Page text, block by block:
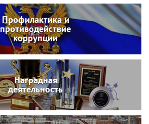
Профилактика и
противодействие
коррупции
Наградная
деятельность